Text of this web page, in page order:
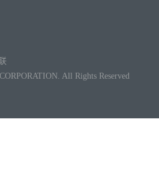
All Rights Reserved